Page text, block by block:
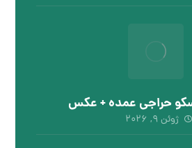
حراجی عمده + عکس
ژوئن ۹, ۲۰۲۶